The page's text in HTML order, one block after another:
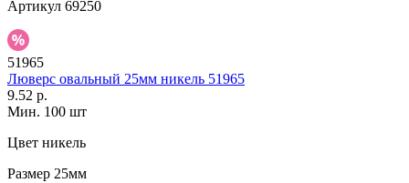
Артикул 69250
51965
Люверс овальный 25мм никель 51965
9.52 р.
Мин. 100 шт
Цвет никель
Размер 25мм